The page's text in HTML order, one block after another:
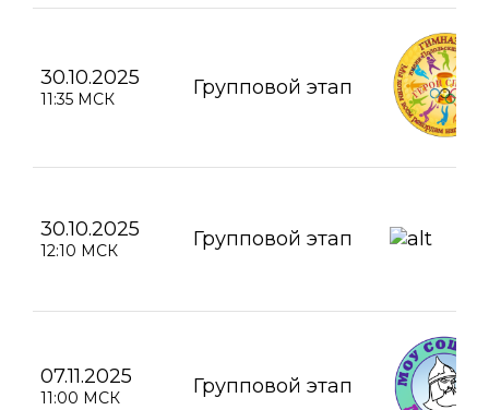
30.10.2025
11:35 МСК Групповой этап
30.10.2025
12:10 МСК Групповой этап
07.11.2025
11:00 МСК Групповой этап